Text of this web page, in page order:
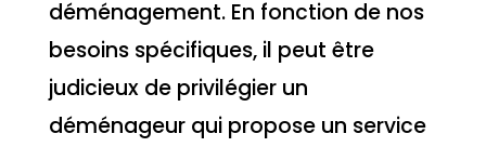
déménagement. En fonction de nos
besoins spécifiques, il peut être
judicieux de privilégier un
déménageur qui propose un service